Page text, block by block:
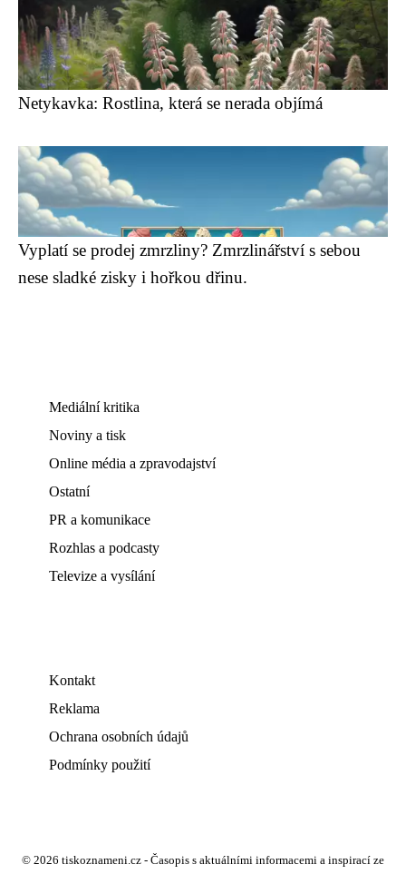
Netykavka: Rostlina, která se nerada objímá
Vyplatí se prodej zmrzliny? Zmrzlinářství s sebou
nese sladké zisky i hořkou dřinu.
Mediální kritika
Noviny a tisk
Online média a zpravodajství
Ostatní
PR a komunikace
Rozhlas a podcasty
Televize a vysílání
Kontakt
Reklama
Ochrana osobních údajů
Podmínky použití
© 2026 tiskoznameni.cz - Časopis s aktuálními informacemi a inspirací ze